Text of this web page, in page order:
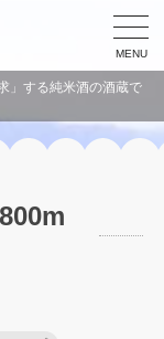
MENU
」する純米酒の酒蔵で